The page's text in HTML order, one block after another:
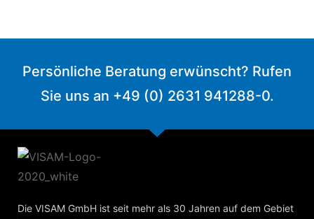
Persönliche Beratung erwünscht? Rufen
Sie uns an +49 (0) 2631 941288-0.
Die VISAM GmbH ist seit mehr als 30 Jahren auf dem Gebiet